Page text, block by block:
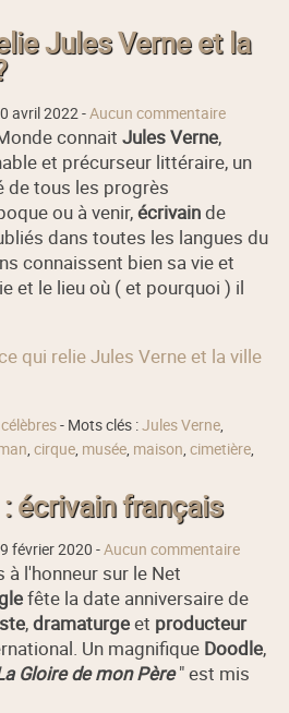
Jules Verne et la
avril 2022-Aucun commentaire
connaitJules Verne,
et précurseur littéraire, un
de tous les progrès
ou à venir,écrivainde
dans toutes les langues du
connaissent bien sa vie et
et le lieu où ( et pourquoi ) il
qui relie Jules Verne et la ville
- Mots clés :Jules Verne
,cirque musée maison ,cimetière
écrivain français
février 2020 -Aucun commentaire
à l'honneur sur le Net
fête la date anniversaire de
,dramaturgeet producteur
Un magnifique Doodle,
Gloire de mon Père" est mis